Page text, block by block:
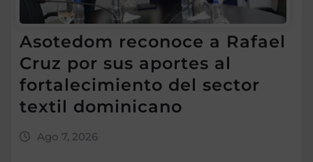
Asotedom reconoce a Rafael
Cruz por sus aportes al
fortalecimiento del sector
textil dominicano
Ago 7, 2026